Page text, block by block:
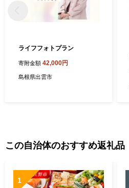
ライフフォトプラン
寄附金額 42,000円
島根県出雲市
この自治体のおすすめ返礼品
1